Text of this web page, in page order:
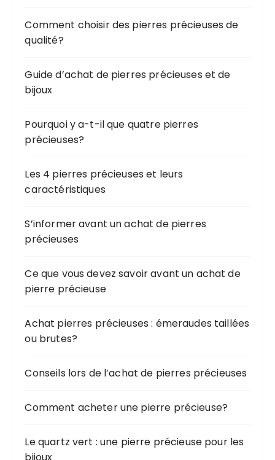
Comment choisir des pierres précieuses de
qualité?
Guide d’achat de pierres précieuses et de
bijoux
Pourquoi y a-t-il que quatre pierres
précieuses?
Les 4 pierres précieuses et leurs
caractéristiques
S’informer avant un achat de pierres
précieuses
Ce que vous devez savoir avant un achat de
pierre précieuse
Achat pierres précieuses : émeraudes taillées
ou brutes?
Conseils lors de l’achat de pierres précieuses
Comment acheter une pierre précieuse?
Le quartz vert : une pierre précieuse pour les